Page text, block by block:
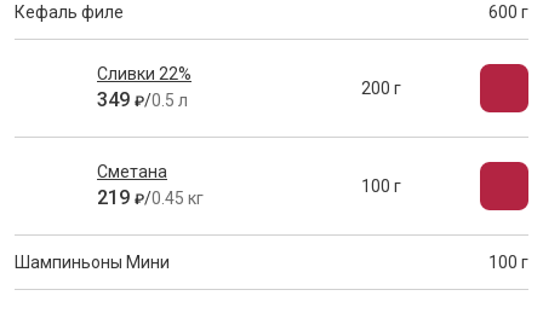
Кефаль филе 600 г
Сливки 22%
349 ₽/0.5 л
200 г
Сметана
219 ₽/0.45 кг
100 г
Шампиньоны Мини 100 г